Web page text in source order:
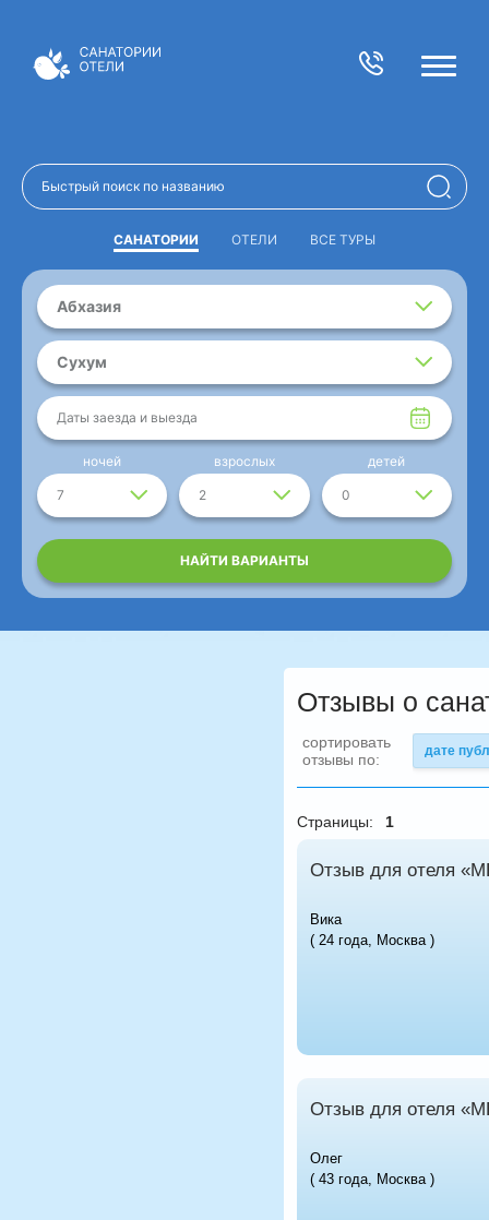
САНАТОРИИ ОТЕЛИ ВСЕ ТУРЫ
Абхазия
Сухум
Даты заезда и выезда
7
ночей
2
взрослых
0
детей
НАЙТИ ВАРИАНТЫ
Отзывы о
сортировать
отзывы по:
дате
Страницы: 1
Отзыв для отеля
Вика
( 24 года, Москва )
Отзыв для отеля
Олег
( 43 года, Москва )